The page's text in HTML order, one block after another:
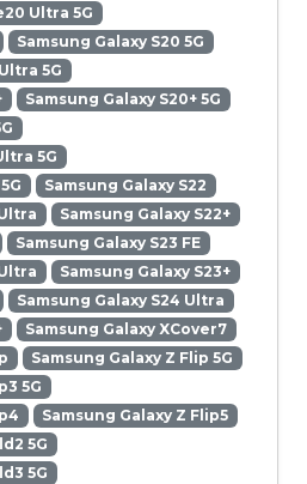
Ultra 5G
Samsung Galaxy S20 5G
5G
Samsung Galaxy S20+ 5G
5G
Samsung Galaxy S22
Samsung Galaxy S22+
Samsung Galaxy S23 FE
Samsung Galaxy S23+
Samsung Galaxy S24 Ultra
Samsung Galaxy XCover7
Samsung Galaxy Z Flip 5G
5G
Samsung Galaxy Z Flip5
5G
5G